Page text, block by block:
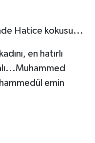
Hatice kokusu...
en hatırlı
emin